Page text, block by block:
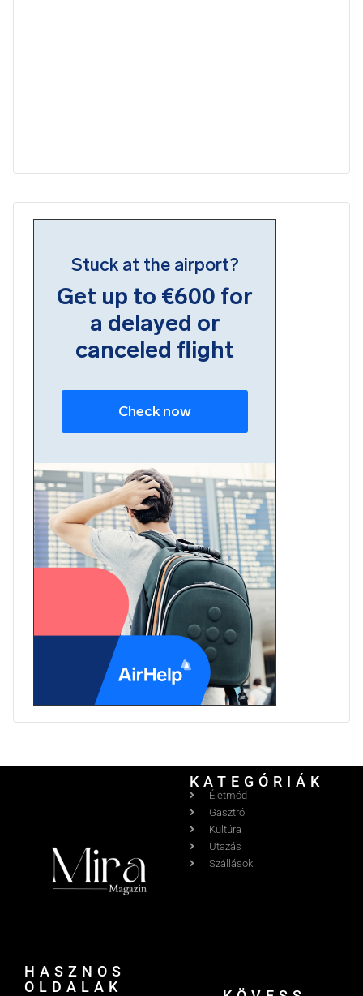
KATEGÓRIÁK
Életmód
Gasztró
Kultúra
Utazás
Szállások
HASZNOS
OLDALAK